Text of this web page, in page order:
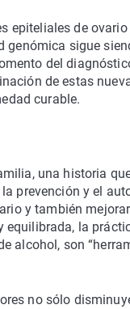
epiteliales de
sigue
del
de estas
curable.
una historia
prevención y el
y también
la
alcohol, son
no sólo